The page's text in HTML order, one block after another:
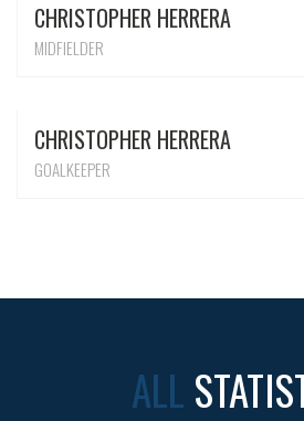
CHRISTOPHER HERRERA
MIDFIELDER
CHRISTOPHER HERRERA
GOALKEEPER
ALL